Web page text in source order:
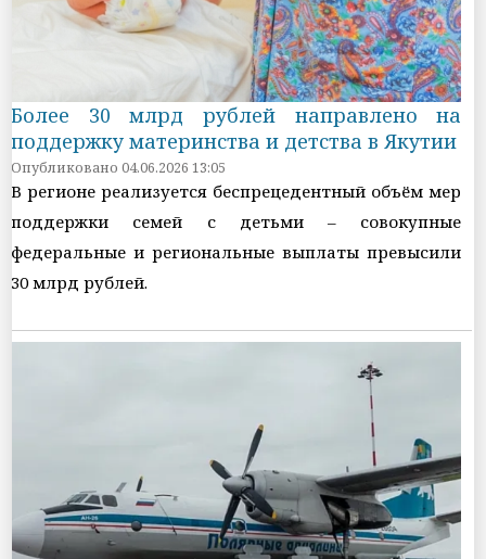
Более 30 млрд рублей направлено на
поддержку материнства и детства в Якутии
Опубликовано 04.06.2026 13:05
В регионе реализуется беспрецедентный объём мер
поддержки семей с детьми – совокупные
федеральные и региональные выплаты превысили
30 млрд рублей.